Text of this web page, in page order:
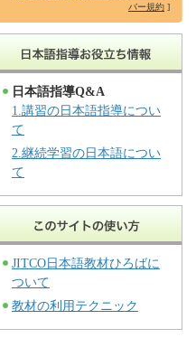
バー規約 ]
日本語指導Q&A
1.講習の日本語指導につい
て
2.継続学習の日本語につい
て
JITCO日本語教材ひろばに
ついて
教材の利用テクニック